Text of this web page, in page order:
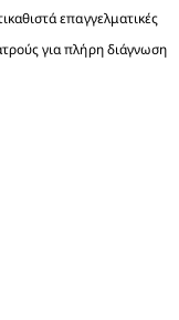
επαγγελματικές
για πλήρη διάγνωση